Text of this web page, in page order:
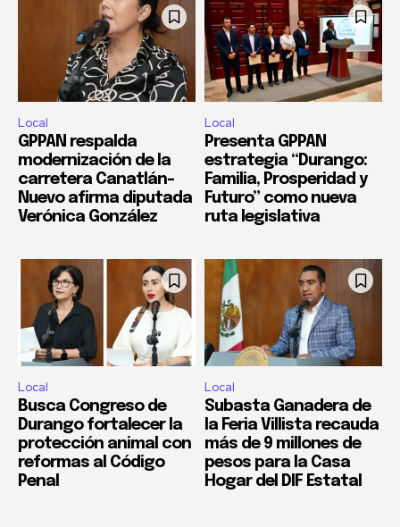
Local
GPPAN respalda
modernización de la
carretera Canatlán–
Nuevo afirma diputada
Verónica González
Local
Presenta GPPAN
estrategia “Durango:
Familia, Prosperidad y
Futuro” como nueva
ruta legislativa
Local
Busca Congreso de
Durango fortalecer la
protección animal con
reformas al Código
Penal
Local
Subasta Ganadera de
la Feria Villista recauda
más de 9 millones de
pesos para la Casa
Hogar del DIF Estatal